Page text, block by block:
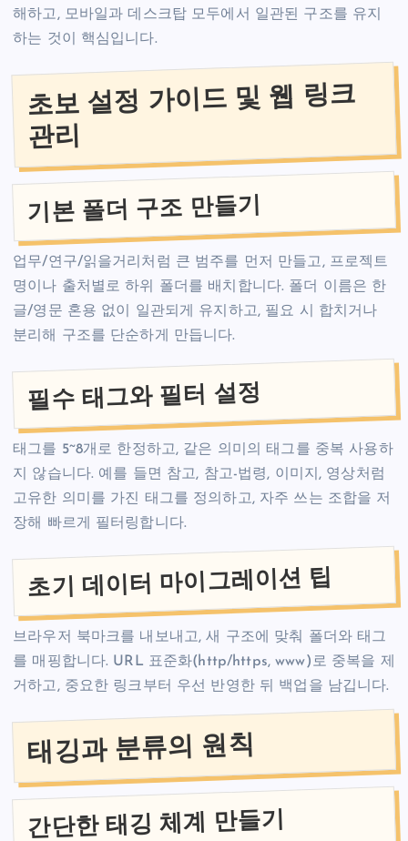
해하고, 모바일과 데스크탑 모두에서 일관된 구조를 유지
하는 것이 핵심입니다.
초보 설정 가이드 및 웹 링크
관리
기본 폴더 구조 만들기
업무/연구/읽을거리처럼 큰 범주를 먼저 만들고, 프로젝트
명이나 출처별로 하위 폴더를 배치합니다. 폴더 이름은 한
글/영문 혼용 없이 일관되게 유지하고, 필요 시 합치거나
분리해 구조를 단순하게 만듭니다.
필수 태그와 필터 설정
태그를 5~8개로 한정하고, 같은 의미의 태그를 중복 사용하
지 않습니다. 예를 들면 참고, 참고-법령, 이미지, 영상처럼
고유한 의미를 가진 태그를 정의하고, 자주 쓰는 조합을 저
장해 빠르게 필터링합니다.
초기 데이터 마이그레이션 팁
브라우저 북마크를 내보내고, 새 구조에 맞춰 폴더와 태그
를 매핑합니다. URL 표준화(http/https, www)로 중복을 제
거하고, 중요한 링크부터 우선 반영한 뒤 백업을 남깁니다.
태깅과 분류의 원칙
간단한 태깅 체계 만들기